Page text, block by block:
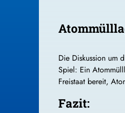
Die Diskussion um
Spiel: Ein
Freistaat bereit,
Fazit: